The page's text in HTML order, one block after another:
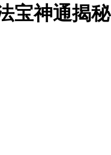
宝神通揭秘